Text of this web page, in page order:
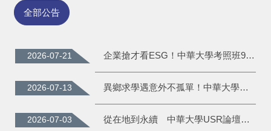
全部公告
2026-07-21 企業搶才看ESG！中華大學考照班91.2%高通過率培育永續新人才
2026-07-13 異鄉求學遇意外不孤單！中華大學攜手各界助越南學子渡難關
2026-07-03 從在地到永續 中華大學USR論壇串聯五校共創永續交流平台